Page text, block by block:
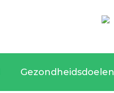
Gezondheidsdoelen